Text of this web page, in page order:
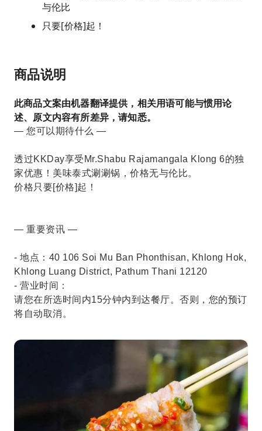
与伦比
只要[价格]起！
商品说明
此商品文案由机器翻译提供，相关用语可能与惯用论
述、原文内容有所差异，请知悉。
— 您可以期待什么 —
透过KKDay享受Mr.Shabu Rajamangala Klong 6的独
家优惠！美味泰式涮涮锅，价格无与伦比。
价格只要[价格]起！
— 重要资讯 —
- 地点：40 106 Soi Mu Ban Phonthisan, Khlong Hok,
Khlong Luang District, Pathum Thani 12120
- 营业时间：
请您在所选时间内15分钟内到达餐厅。否则，您的预订
将自动取消。